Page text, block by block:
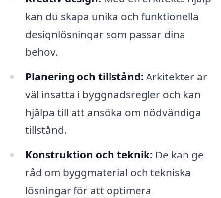
kan du skapa unika och funktionella
designlösningar som passar dina
behov.
Planering och tillstånd: Arkitekter är
väl insatta i byggnadsregler och kan
hjälpa till att ansöka om nödvändiga
tillstånd.
Konstruktion och teknik: De kan ge
råd om byggmaterial och tekniska
lösningar för att optimera